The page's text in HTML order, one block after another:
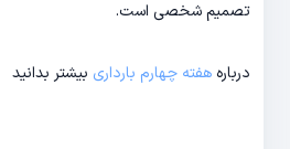
تصمیم شخصی است.
درباره هفته چهارم بارداری بیشتر بدانید